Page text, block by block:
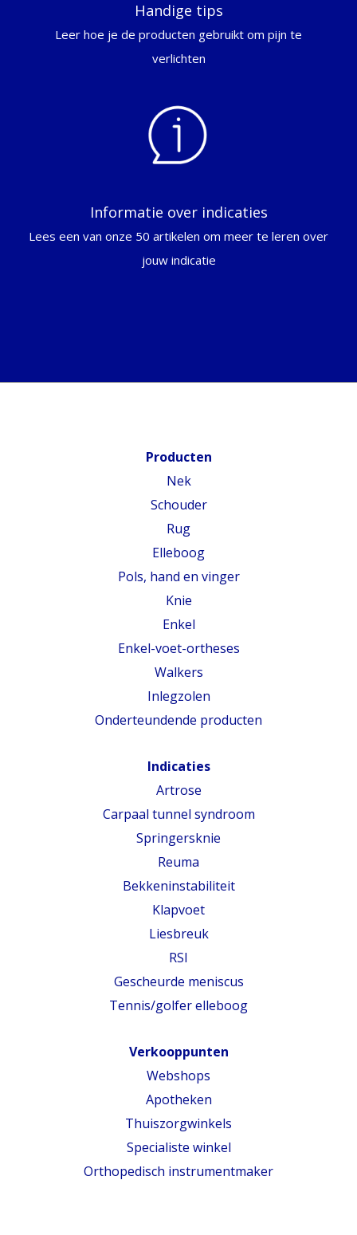
Handige tips
Leer hoe je de producten gebruikt om pijn te
verlichten
Informatie over indicaties
Lees een van onze 50 artikelen om meer te leren over
jouw indicatie
Producten
Nek
Schouder
Rug
Elleboog
Pols, hand en vinger
Knie
Enkel
Enkel-voet-ortheses
Walkers
Inlegzolen
Onderteundende producten
Indicaties
Artrose
Carpaal tunnel syndroom
Springersknie
Reuma
Bekkeninstabiliteit
Klapvoet
Liesbreuk
RSI
Gescheurde meniscus
Tennis/golfer elleboog
Verkooppunten
Webshops
Apotheken
Thuiszorgwinkels
Specialiste winkel
Orthopedisch instrumentmaker